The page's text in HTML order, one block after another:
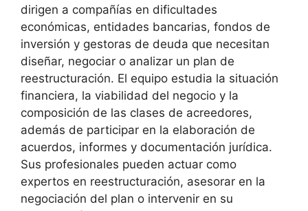
dirigen a compañías en dificultades
económicas, entidades bancarias, fondos de
inversión y gestoras de deuda que necesitan
diseñar, negociar o analizar un plan de
reestructuración. El equipo estudia la situación
financiera, la viabilidad del negocio y la
composición de las clases de acreedores,
además de participar en la elaboración de
acuerdos, informes y documentación jurídica.
Sus profesionales pueden actuar como
expertos en reestructuración, asesorar en la
negociación del plan o intervenir en su